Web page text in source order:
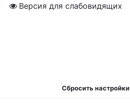
Версия для слабовидящих
Сбросить настройки